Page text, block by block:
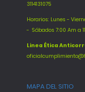
3114131075
Horarios: Lunes -
- Sábados 7:00 Am a
Línea Ética
MAPA DEL SITIO